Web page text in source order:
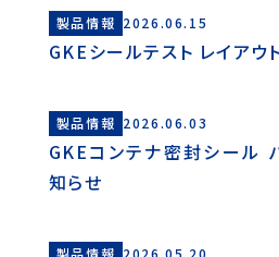
製品情報 2026.06.15
GKEシールテスト レイアウ
製品情報 2026.06.03
GKEコンテナ密封シール
知らせ
製品情報